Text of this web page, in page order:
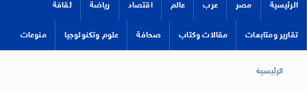
الرئيسية مصر عرب عالم اقتصاد رياضة ثقافة
تقارير ومتابعات مقالات وكتاب صحافة علوم وتكنولوجيا منوعات
الرئيسية